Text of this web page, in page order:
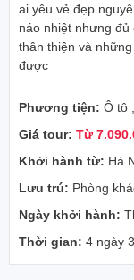
ai yêu vẻ đẹp
náo nhiệt nhưng
thân thiện và
được
Phương tiện: Ô tô
Giá tour: Từ
Khởi hành từ: Hà
Lưu trú: Phòng
Ngày khởi hành:
Thời gian: 4 ngày